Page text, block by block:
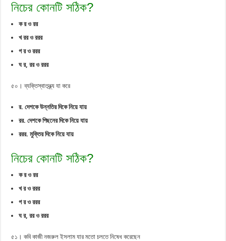
নিচের কোনটি সঠিক?
ক র ও রর
খ রর ও ররর
গ র ও ররর
ঘ র, রর ও ররর
৫০। ব্যক্তিস্বাতন্ত্র্য যা করে
র. দেশকে উন্নতির দিকে নিয়ে যায়
রর. দেশকে পিছনের দিকে নিয়ে যায়
ররর. মুক্তির দিকে নিয়ে যায়
নিচের কোনটি সঠিক?
ক র ও রর
খ র ও ররর
গ র ও ররর
ঘ র, রর ও ররর
৫১। কবি কাজী নজরুল ইসলাম যার মতো চলতে নিষেধ করেছেন